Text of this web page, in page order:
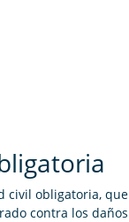
civil obligatoria, que
contra los daños